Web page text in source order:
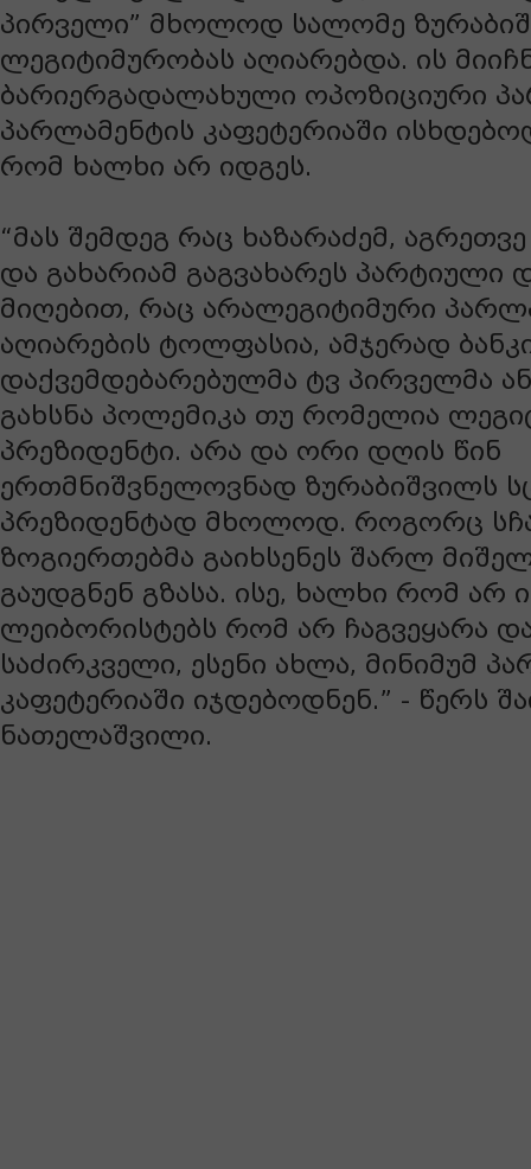
პირველი” მხოლოდ სალომე
ლეგიტიმურობას აღიარებდა. ის
ბარიერგადალახული ოპოზიციური
პარლამენტის კაფეტერიაში
რომ ხალხი არ იდგეს.
“მას შემდეგ რაც ხაზარაძემ,
და გახარიამ გაგვახარეს პარტიული
მიღებით, რაც არალეგიტიმური
აღიარების ტოლფასია, ამჯერად
დაქვემდებარებულმა ტვ პირველმა
გახსნა პოლემიკა თუ რომელია
პრეზიდენტი. არა და ორი დღის წინ
ერთმნიშვნელოვნად ზურაბიშვილს
პრეზიდენტად მხოლოდ. როგორც
ზოგიერთებმა გაიხსენეს შარლ
გაუდგნენ გზასა. ისე, ხალხი რომ არ
ლეიბორისტებს რომ არ ჩაგვეყარა
საძირკველი, ესენი ახლა, მინიმუმ
კაფეტერიაში იჯდებოდნენ.” - წერს
ნათელაშვილი.